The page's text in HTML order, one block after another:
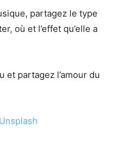
partagez le type
où et l’effet qu’elle a
et partagez l’amour du
Unsplash